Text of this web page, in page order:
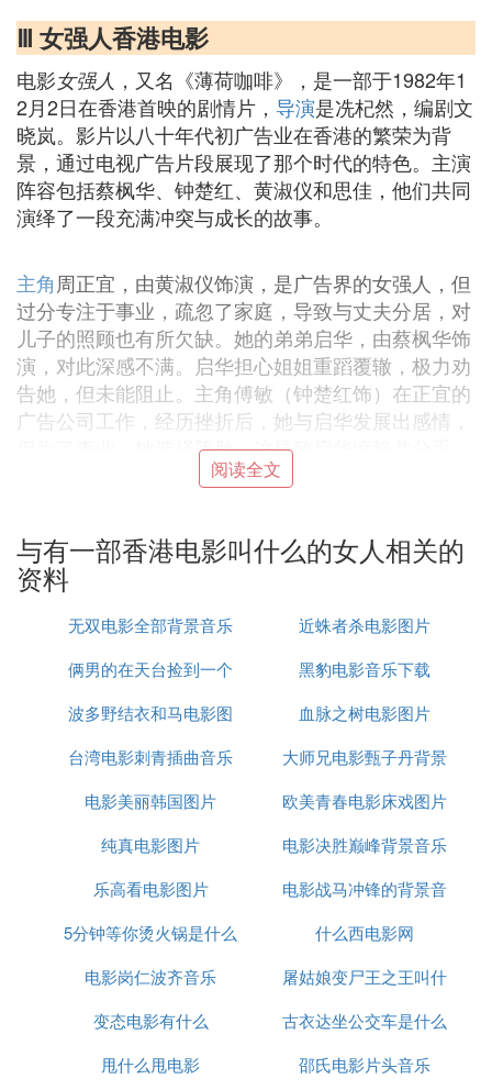
Ⅲ 女强人香港电影
电影女强人 ，又名《薄荷咖啡》，是一部于1982年1
2月2日在香港首映的剧情片， 导演是冼杞然，编剧文
晓岚。影片以八十年代初广告业在香港的繁荣为背
景，通过电视广告片段展现了那个时代的特色。主演
阵容包括蔡枫华、钟楚红、黄淑仪和思佳，他们共同
演绎了一段充满冲突与成长的故事。
主角周正宜，由黄淑仪饰演，是广告界的女强人，但
过分专注于事业，疏忽了家庭，导致与丈夫分居，对
儿子的照顾也有所欠缺。她的弟弟启华，由蔡枫华饰
演，对此深感不满。启华担心姐姐重蹈覆辙，极力劝
告她，但未能阻止。主角傅敏（钟楚红饰）在正宜的
广告公司工作，经历挫折后，她与启华发展出感情，
但为了事业，敏选择堕胎，这导致启华愤怒并分手。
知前夫移民计划后，她企图挽回，却已为时过晚。平
安夜，正宜在家中孤独地选择割腕自杀。此时，傅敏
继续在广告界打拼，意外在教堂遇到启华的婚礼，内
心五味杂陈。
(3)有一部香港电影叫什么的女人扩展阅读
女强人，是对专注事业并获得成就的女性的一种称
呼。传统社会，特别是东方社会，普遍存在着男尊女
纪开始，渐渐变得男女平等，女性接受教育，以至在
社会发展事业的机会不断增加，于是逐渐有杰出成就
Ⅳ 求一部香港电影
，一妇人丈夫残
疾，后抵不住一个年轻小伙的不断追求而背
叛丈夫。
《性.丈夫.情人》
阅读全文
与有一部香港电影叫什么的女人相关的
资料
无双电影全部背景音乐
近蛛者杀电影图片
俩男的在天台捡到一个
内裤是什么电影
黑豹电影音乐下载
波多野结衣和马电影图
片迅雷下载
血脉之树电影图片
台湾电影刺青插曲音乐
大师兄电影甄子丹背景
音乐
电影美丽韩国图片
欧美青春电影床戏图片
纯真电影图片
电影决胜巅峰背景音乐
乐高看电影图片
电影战马冲锋的背景音
乐
5分钟等你烫火锅是什么
电影
什么西电影网
电影岗仁波齐音乐
屠姑娘变尸王之王叫什
么电影
变态电影有什么
古衣达坐公交车是什么
电影
甩什么甩电影
邵氏电影片头音乐